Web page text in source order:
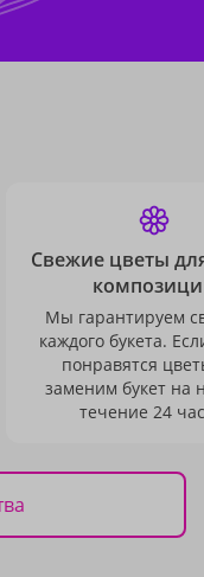
Свежие цветы
Мы гарантируем
каждого букета.
понравятся
заменим букет на
течение 24